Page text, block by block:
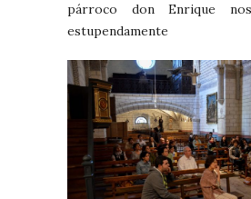
párroco don Enrique
estupendamente